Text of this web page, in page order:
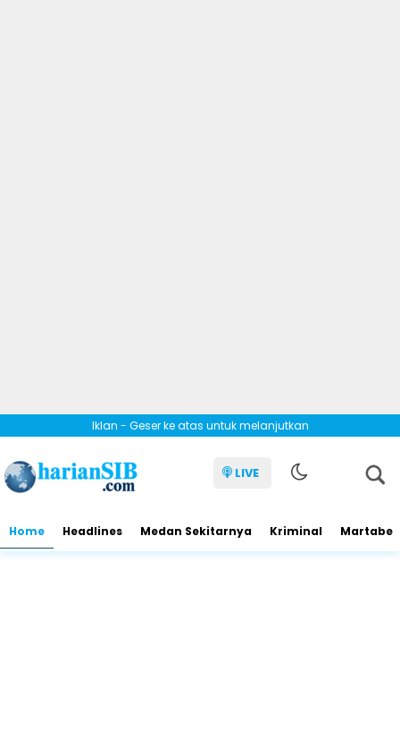
Iklan - Geser ke atas untuk melanjutkan
LIVE
Home Headlines Medan Sekitarnya Kriminal Martabe